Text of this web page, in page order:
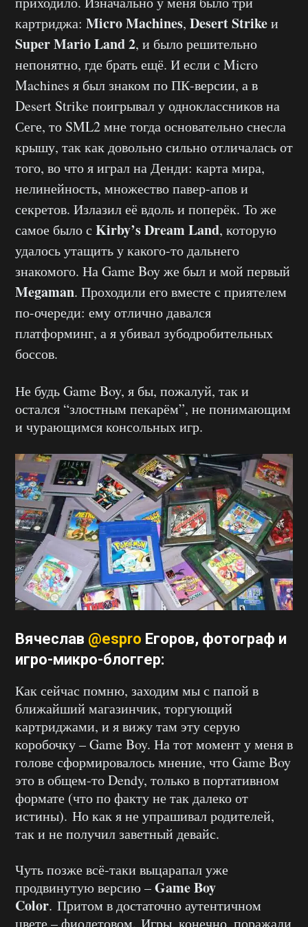
картриджа: Micro Machines, Desert Strikeи
Super Mario Land 2, и было решительно
непонятно, где брать ещё. И если с Micro
Machines я был знаком по ПК-версии, а в
Desert Strike поигрывал у одноклассников на
Сеге, то SML2 мне тогда основательно снесла
крышу, так как довольно сильно отличалась от
того, во что я играл на Денди: карта мира,
нелинейность, множество павер-апов и
секретов. Излазил её вдоль и поперёк. То же
самое было с Kirby’s Dream Land, которую
удалось утащить у какого-то дальнего
знакомого. На Game Boy же был и мой первый
Megaman. Проходили его вместе с приятелем
по-очереди: ему отлично давался
платформинг, а я убивал зубодробительных
боссов.
Не будь Game Boy, я бы, пожалуй, так и
остался “злостным пекарём”, не понимающим
и чурающимся консольных игр.
Вячеслав @espro Егоров, фотограф и
игро-микро-блоггер:
Как сейчас помню, заходим мы с папой в
ближайший магазинчик, торгующий
картриджами, и я вижу там эту серую
коробочку – Game Boy. На тот момент у меня в
голове сформировалось мнение, что Game Boy
это в общем-то Dendy, только в портативном
формате (что по факту не так далеко от
истины). Но как я не упрашивал родителей,
так и не получил заветный девайс.
Чуть позже всё-таки выцарапал уже
продвинутую версию –Game Boy
Color. Притом в достаточно аутентичном
цвете – фиолетовом. Игры, конечно, поражали